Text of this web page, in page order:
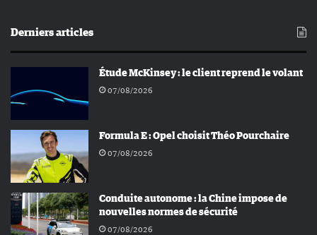
Derniers articles
Étude McKinsey : le client reprend le volant
07/08/2026
Formula E : Opel choisit Théo Pourchaire
07/08/2026
Conduite autonome : la Chine impose de
nouvelles normes de sécurité
07/08/2026